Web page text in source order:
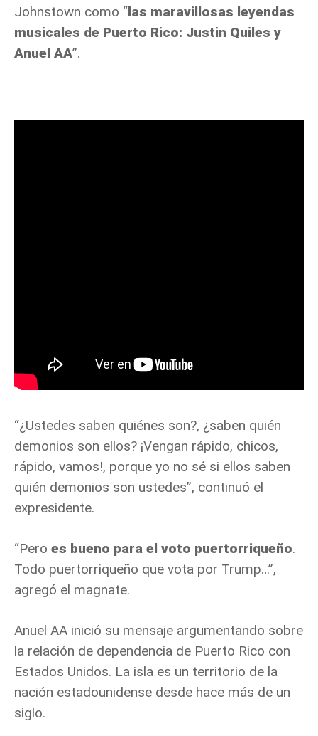
Johnstown como “las maravillosas leyendas
musicales de Puerto Rico: Justin Quiles y
Anuel AA”.
“¿Ustedes saben quiénes son?, ¿saben quién
demonios son ellos? ¡Vengan rápido, chicos,
rápido, vamos!, porque yo no sé si ellos saben
quién demonios son ustedes”, continuó el
expresidente.
“Pero es bueno para el voto puertorriqueño.
Todo puertorriqueño que vota por Trump…”,
agregó el magnate.
Anuel AA inició su mensaje argumentando sobre
la relación de dependencia de Puerto Rico con
Estados Unidos. La isla es un territorio de la
nación estadounidense desde hace más de un
siglo.